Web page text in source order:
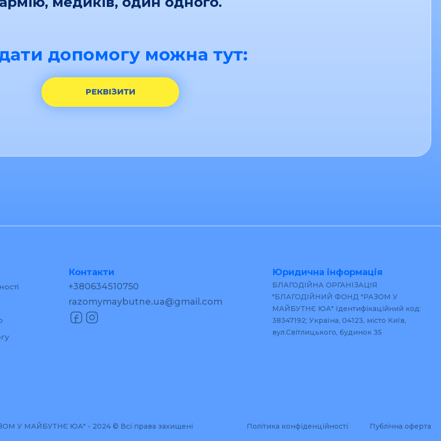
допомогу можна тут:
РЕКВІЗИТИ
Контакти
+380634510750
razomymaybutne.ua@gmail.com
Юридична інформація
БЛАГОДІЙНА ОРГАНІЗАЦІЯ
"БЛАГОДІЙНИЙ ФОНД "РАЗОМ У
МАЙБУТНЄ ЮА" Ідентифікаційний код:
38347192; Україна, 04123, місто Київ,
вул.Світлицького, будинок 35
У МАЙБУТНЄ ЮА" - 2024 © Всі права захищені Політика конфіденційності Публічна оферта